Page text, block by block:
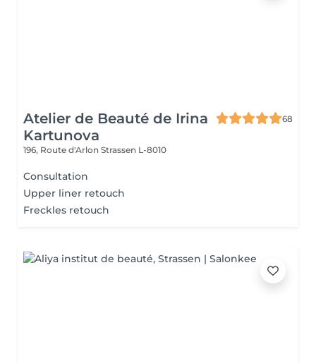
Atelier de Beauté de Irina
Kartunova
68
196, Route d'Arlon Strassen L-8010
Consultation
Upper liner retouch
Freckles retouch